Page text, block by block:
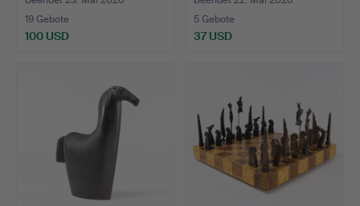
19 Gebote
100 USD
5 Gebote
37 USD